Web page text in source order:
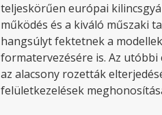
teljeskörűen európai
működés és a kiváló műszaki
hangsúlyt fektetnek a
formatervezésére is. Az
az alacsony rozetták
felületkezelések